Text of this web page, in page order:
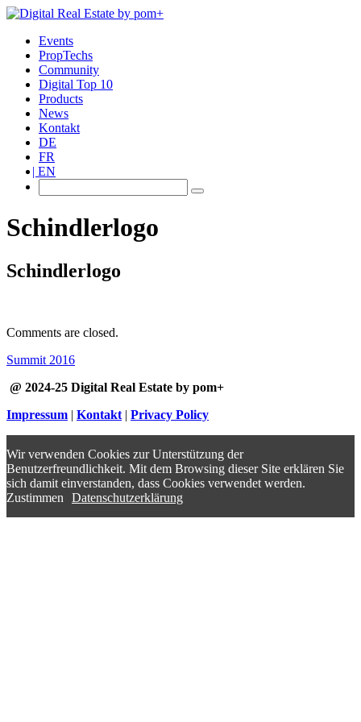
Events
PropTechs
Community
Digital Top 10
Products
News
Kontakt
DE
FR
EN
Schindlerlogo
Schindlerlogo
Comments are closed.
Summit 2016
@ 2024-25 Digital Real Estate by pom+
Impressum | Kontakt | Privacy Policy
Wir verwenden Cookies zur Unterstützung der
Benutzerfreundlichkeit. Mit dem Browsing dieser Site erklären Sie
sich damit einverstanden, dass Cookies verwendet werden.
Zustimmen
Datenschutzerklärung